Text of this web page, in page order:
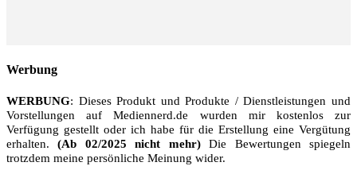
Werbung
WERBUNG: Dieses Produkt und Produkte / Dienstleistungen und
Vorstellungen auf Mediennerd.de wurden mir kostenlos zur
Verfügung gestellt oder ich habe für die Erstellung eine Vergütung
erhalten.(Ab 02/2025 nicht mehr)Die Bewertungen spiegeln
trotzdem meine persönliche Meinung wider.